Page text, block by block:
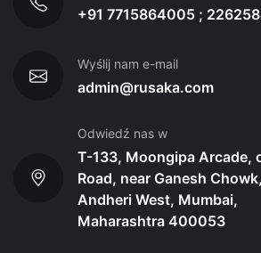
+91 7715864005 ;
Wyślij nam e-mail
admin@rusaka.com
Odwiedź nas w
T-133, Moongipa Arcade,
Road, near Ganesh
Andheri West, Mumbai,
Maharashtra 400053